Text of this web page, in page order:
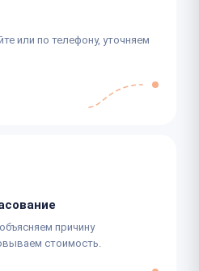
или по телефону, уточняем
причину
стоимость.